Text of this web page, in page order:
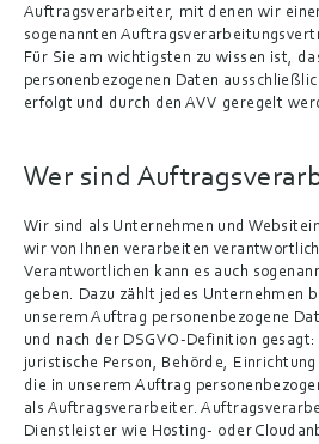
Auftragsverarbeiter, mit denen wir
sogenannten
Für Sie am wichtigsten zu wissen ist,
personenbezogenen Daten
erfolgt und durch den AVV geregelt
Wer sind
Wir sind als Unternehmen und
wir von Ihnen verarbeiten
Verantwortlichen kann es auch
geben. Dazu zählt jedes Unternehmen
unserem Auftrag personenbezogene
und nach der DSGVO-Definition
juristische Person, Behörde,
die in unserem Auftrag
als Auftragsverarbeiter.
Dienstleister wie Hosting- oder